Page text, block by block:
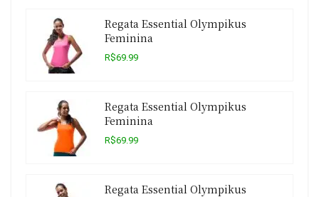
Regata Essential Olympikus
Feminina
R$69.99
Regata Essential Olympikus
Feminina
R$69.99
Regata Essential Olympikus